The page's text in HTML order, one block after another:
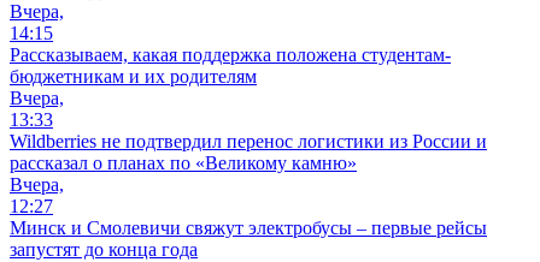
Вчера,
14:15
Рассказываем, какая поддержка положена студентам-
бюджетникам и их родителям
Вчера,
13:33
Wildberries не подтвердил перенос логистики из России и
рассказал о планах по «Великому камню»
Вчера,
12:27
Минск и Смолевичи свяжут электробусы – первые рейсы
запустят до конца года